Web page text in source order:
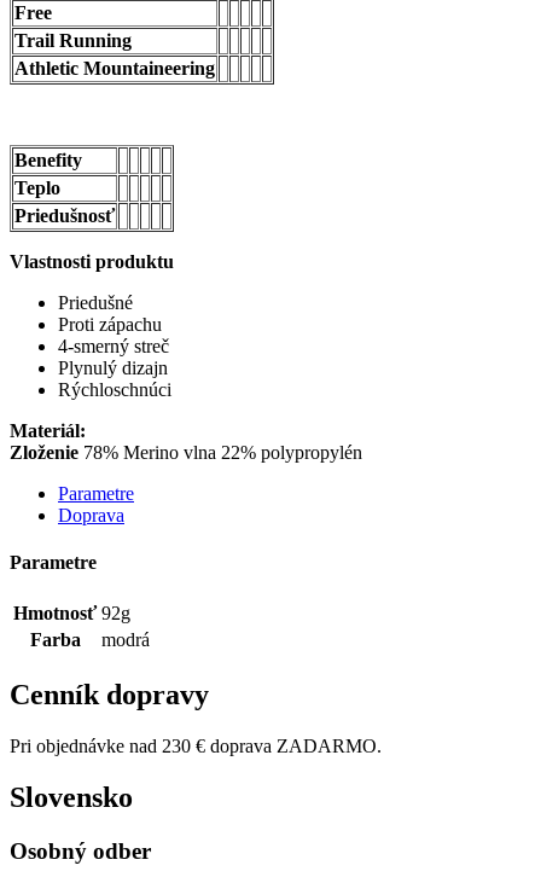
Free
Trail Running
Athletic Mountaineering
Benefity
Teplo
Priedušnosť
Vlastnosti produktu
Priedušné
Proti zápachu
4-smerný streč
Plynulý dizajn
Rýchloschnúci
Materiál:
Zloženie 78% Merino vlna 22% polypropylén
Parametre
Doprava
Parametre
Hmotnosť 92g
Farba
modrá
Cenník dopravy
Pri objednávke nad 230 € doprava ZADARMO.
Slovensko
Osobný odber